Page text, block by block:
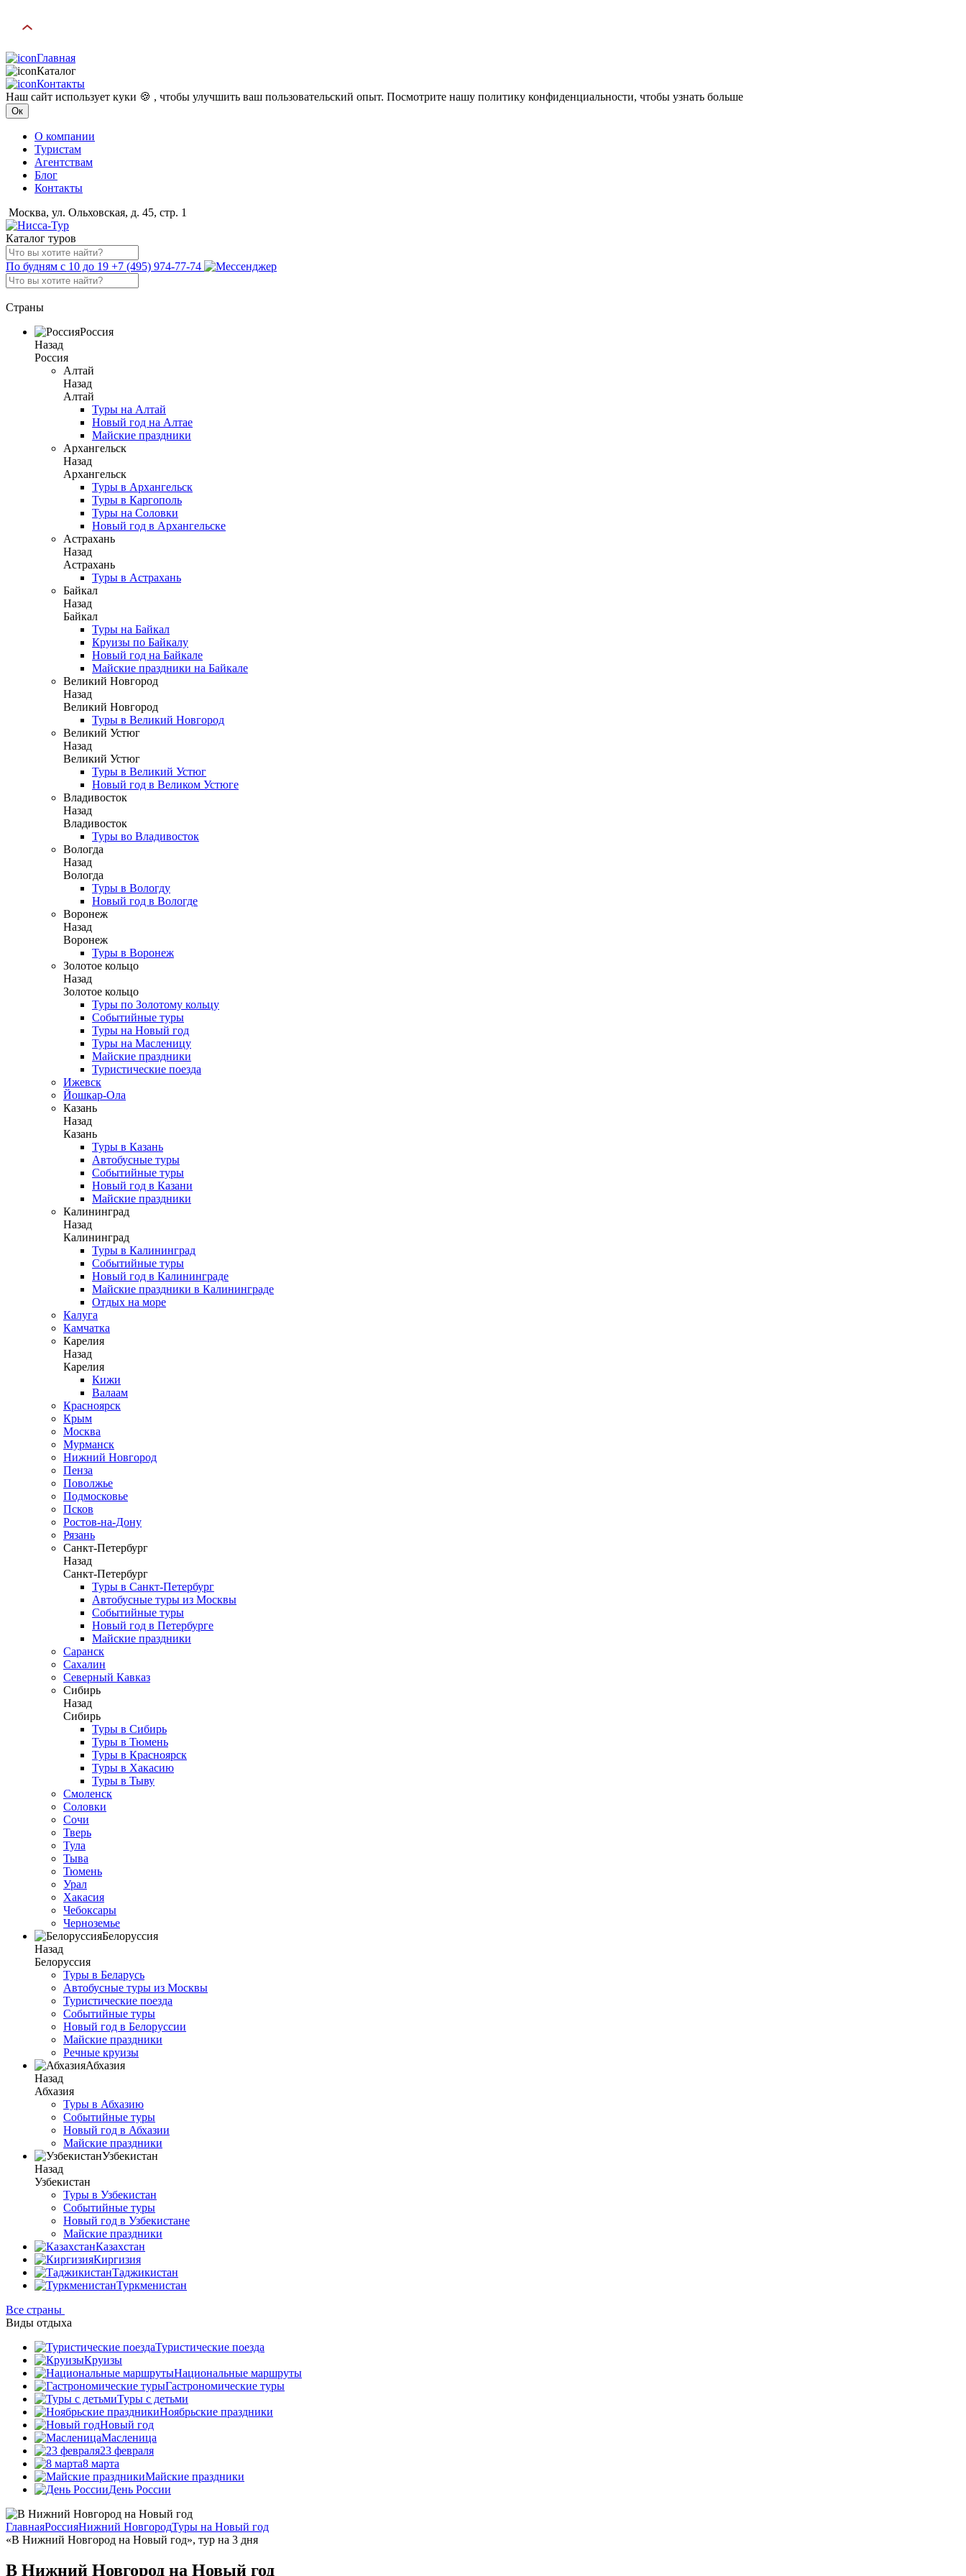
Главная
Каталог
Контакты
Наш сайт использует куки 🍪 , чтобы улучшить ваш пользовательский опыт. Посмотрите нашу политику конфиденциальности, чтобы узнать больше
Ок
О компании
Туристам
Агентствам
Блог
Контакты
Москва, ул. Ольховская, д. 45, стр. 1
Каталог туров
По будням с 10 до 19 +7 (495) 974-77-74
Страны
Россия
Назад
Россия
Алтай
Назад
Алтай
Туры на Алтай
Новый год на Алтае
Майские праздники
Архангельск
Назад
Архангельск
Туры в Архангельск
Туры в Каргополь
Туры на Соловки
Новый год в Архангельске
Астрахань
Назад
Астрахань
Туры в Астрахань
Байкал
Назад
Байкал
Туры на Байкал
Круизы по Байкалу
Новый год на Байкале
Майские праздники на Байкале
Великий Новгород
Назад
Великий Новгород
Туры в Великий Новгород
Великий Устюг
Назад
Великий Устюг
Туры в Великий Устюг
Новый год в Великом Устюге
Владивосток
Назад
Владивосток
Туры во Владивосток
Вологда
Назад
Вологда
Туры в Вологду
Новый год в Вологде
Воронеж
Назад
Воронеж
Туры в Воронеж
Золотое кольцо
Назад
Золотое кольцо
Туры по Золотому кольцу
Событийные туры
Туры на Новый год
Туры на Масленицу
Майские праздники
Туристические поезда
Ижевск
Йошкар-Ола
Казань
Назад
Казань
Туры в Казань
Автобусные туры
Событийные туры
Новый год в Казани
Майские праздники
Калининград
Назад
Калининград
Туры в Калининград
Событийные туры
Новый год в Калининграде
Майские праздники в Калининграде
Отдых на море
Калуга
Камчатка
Карелия
Назад
Карелия
Кижи
Валаам
Красноярск
Крым
Москва
Мурманск
Нижний Новгород
Пенза
Поволжье
Подмосковье
Псков
Ростов-на-Дону
Рязань
Санкт-Петербург
Назад
Санкт-Петербург
Туры в Санкт-Петербург
Автобусные туры из Москвы
Событийные туры
Новый год в Петербурге
Майские праздники
Саранск
Сахалин
Северный Кавказ
Сибирь
Назад
Сибирь
Туры в Сибирь
Туры в Тюмень
Туры в Красноярск
Туры в Хакасию
Туры в Тыву
Смоленск
Соловки
Сочи
Тверь
Тула
Тыва
Тюмень
Урал
Хакасия
Чебоксары
Черноземье
Белоруссия
Назад
Белоруссия
Туры в Беларусь
Автобусные туры из Москвы
Туристические поезда
Событийные туры
Новый год в Белоруссии
Майские праздники
Речные круизы
Абхазия
Назад
Абхазия
Туры в Абхазию
Событийные туры
Новый год в Абхазии
Майские праздники
Узбекистан
Назад
Узбекистан
Туры в Узбекистан
Событийные туры
Новый год в Узбекистане
Майские праздники
Казахстан
Киргизия
Таджикистан
Туркменистан
Все страны
Виды отдыха
Туристические поезда
Круизы
Национальные маршруты
Гастрономические туры
Туры с детьми
Ноябрьские праздники
Новый год
Масленица
23 февраля
8 марта
Майские праздники
День России
ГлавнаяРоссияНижний НовгородТуры на Новый год
«В Нижний Новгород на Новый год», тур на 3 дня
В Нижний Новгород на Новый год